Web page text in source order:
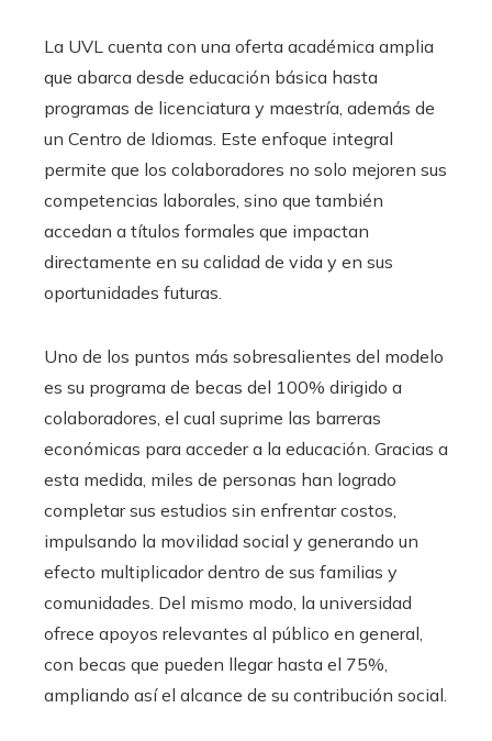
La UVL cuenta con una oferta académica amplia
que abarca desde educación básica hasta
programas de licenciatura y maestría, además de
un Centro de Idiomas. Este enfoque integral
permite que los colaboradores no solo mejoren sus
competencias laborales, sino que también
accedan a títulos formales que impactan
directamente en su calidad de vida y en sus
oportunidades futuras.
Uno de los puntos más sobresalientes del modelo
es su programa de becas del 100% dirigido a
colaboradores, el cual suprime las barreras
económicas para acceder a la educación. Gracias a
esta medida, miles de personas han logrado
completar sus estudios sin enfrentar costos,
impulsando la movilidad social y generando un
efecto multiplicador dentro de sus familias y
comunidades. Del mismo modo, la universidad
ofrece apoyos relevantes al público en general,
con becas que pueden llegar hasta el 75%,
ampliando así el alcance de su contribución social.